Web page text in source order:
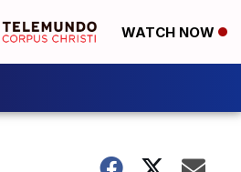
WATCH NOW